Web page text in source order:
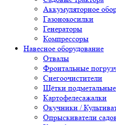
Аккумуляторное
Газонокосилки
Генераторы
Компрессоры
Навесное оборудование
Отвалы
Фронтальные
Снегоочистители
Щётки подметальные
Картофелесажалки
Окучники /
Опрыскиватели